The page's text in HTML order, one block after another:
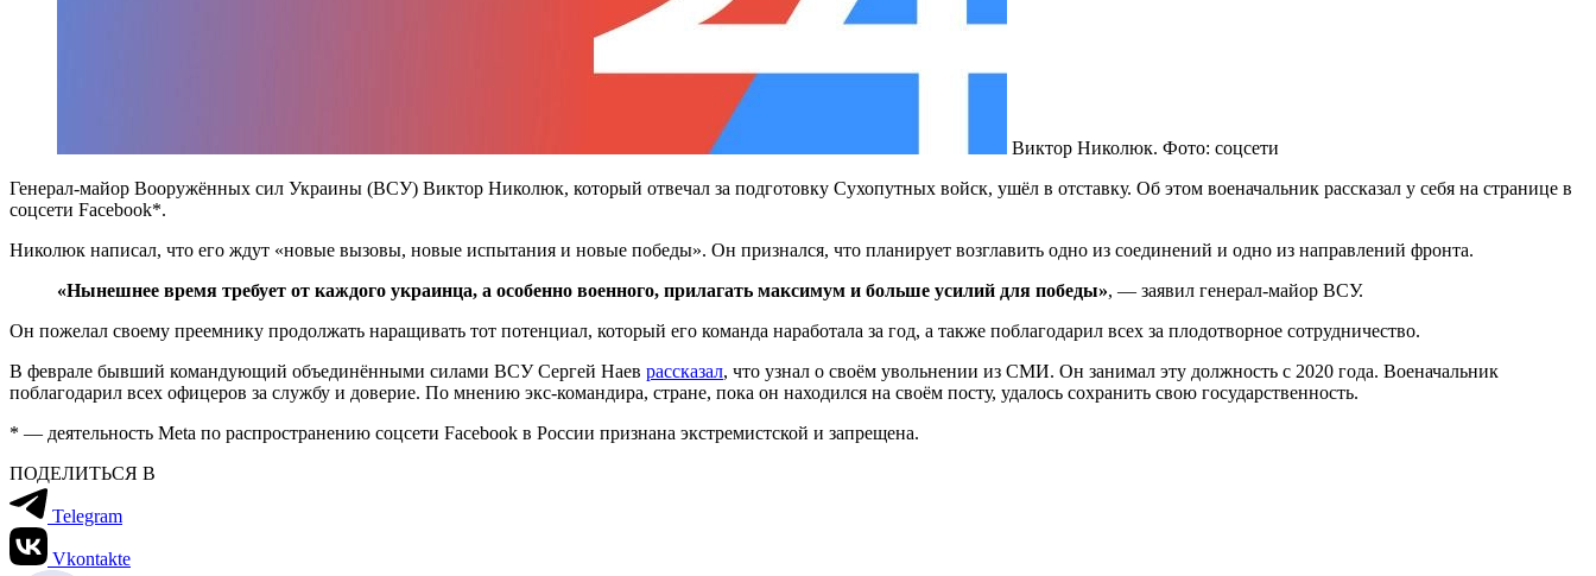
Виктор Николюк. Фото: соцсети
Генерал-майор Вооружённых сил Украины (ВСУ) Виктор Николюк, который отвечал за подготовку Сухопутных войск, ушёл в отставку. Об этом военачальник рассказал у себя на странице в
соцсети Facebook*.
Николюк написал, что его ждут «новые вызовы, новые испытания и новые победы». Он признался, что планирует возглавить одно из соединений и одно из направлений фронта.
«Нынешнее время требует от каждого украинца, а особенно военного, прилагать максимум и больше усилий для победы», — заявил генерал-майор ВСУ.
Он пожелал своему преемнику продолжать наращивать тот потенциал, который его команда наработала за год, а также поблагодарил всех за плодотворное сотрудничество.
В феврале бывший командующий объединёнными силами ВСУ Сергей Наев рассказал, что узнал о своём увольнении из СМИ. Он занимал эту должность с 2020 года. Военачальник
поблагодарил всех офицеров за службу и доверие. По мнению экс-командира, стране, пока он находился на своём посту, удалось сохранить свою государственность.
* — деятельность Meta по распространению соцсети Facebook в России признана экстремистской и запрещена.
ПОДЕЛИТЬСЯ В
Telegram
Vkontakte